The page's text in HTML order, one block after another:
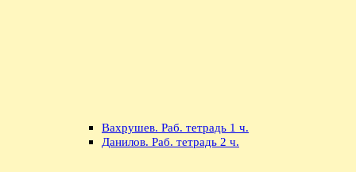
Вахрушев. Раб. тетрадь 1 ч.
Данилов. Раб. тетрадь 2 ч.